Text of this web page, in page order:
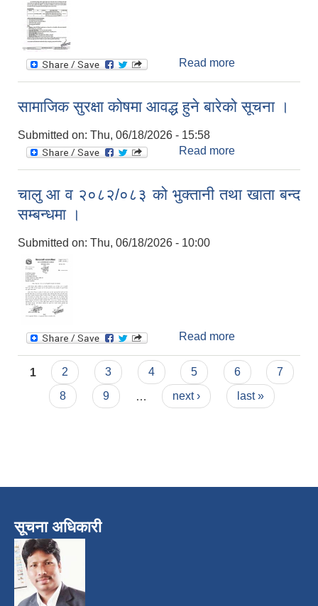
Read more
सामाजिक सुरक्षा कोषमा आवद्ध हुने बारेको सूचना ।
Submitted on: Thu, 06/18/2026 - 15:58
Read more
चालु आ व २०८२/०८३ को भुक्तानी तथा खाता बन्द
सम्बन्धमा ।
Submitted on: Thu, 06/18/2026 - 10:00
Read more
भुक्तानी तथा खाता
बन्द सम्बन्धमा ।
Pages
1 2 3 4 5 6
7
8
9 next › last »
सूचना अधिकारी